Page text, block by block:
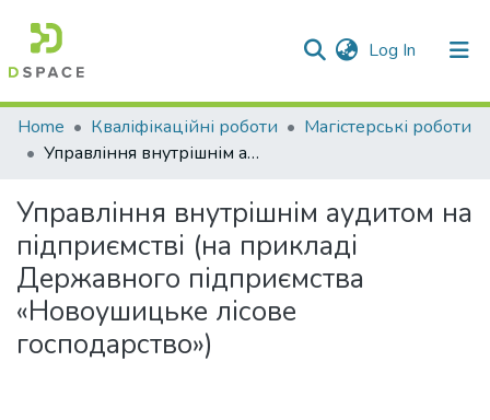
Log In (current)
Communities & Collections
All of DSpace
Statistics
Home Кваліфікаційні роботи
Магістерські роботи
Управління внутрішнім аудитом на підприємстві (на прикладі Державного підприємства «Новоушицьке лісове господарство»)
Управління внутрішнім аудитом на
підприємстві (на прикладі
Державного підприємства
«Новоушицьке лісове
господарство»)